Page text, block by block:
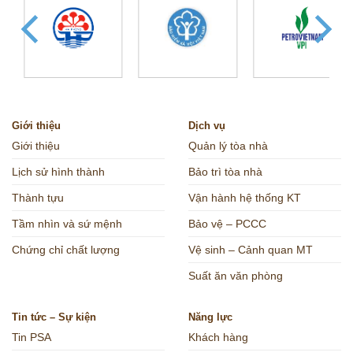
Giới thiệu
Giới thiệu
Lịch sử hình thành
Thành tựu
Tầm nhìn và sứ mệnh
Chứng chỉ chất lượng
Dịch vụ
Quản lý tòa nhà
Bảo trì tòa nhà
Vận hành hệ thống KT
Bảo vệ – PCCC
Vệ sinh – Cảnh quan MT
Suất ăn văn phòng
Tin tức – Sự kiện
Tin PSA
Năng lực
Khách hàng